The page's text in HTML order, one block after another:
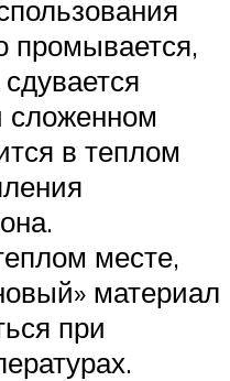
промывается,
сложенном
в теплом
месте,
материал
при